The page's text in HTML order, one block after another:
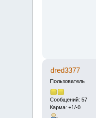
dred3377
Пользователь
Сообщений: 57
Карма: +1/-0